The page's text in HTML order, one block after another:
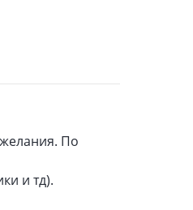
По
и тд).